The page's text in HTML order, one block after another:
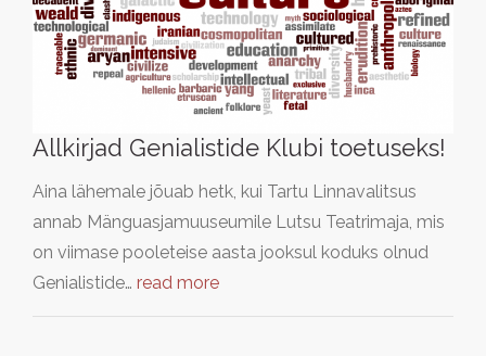
Allkirjad Genialistide Klubi toetuseks!
Aina lähemale jõuab hetk, kui Tartu Linnavalitsus
annab Mänguasjamuuseumile Lutsu Teatrimaja, mis
on viimase pooleteise aasta jooksul koduks olnud
Genialistide… read more